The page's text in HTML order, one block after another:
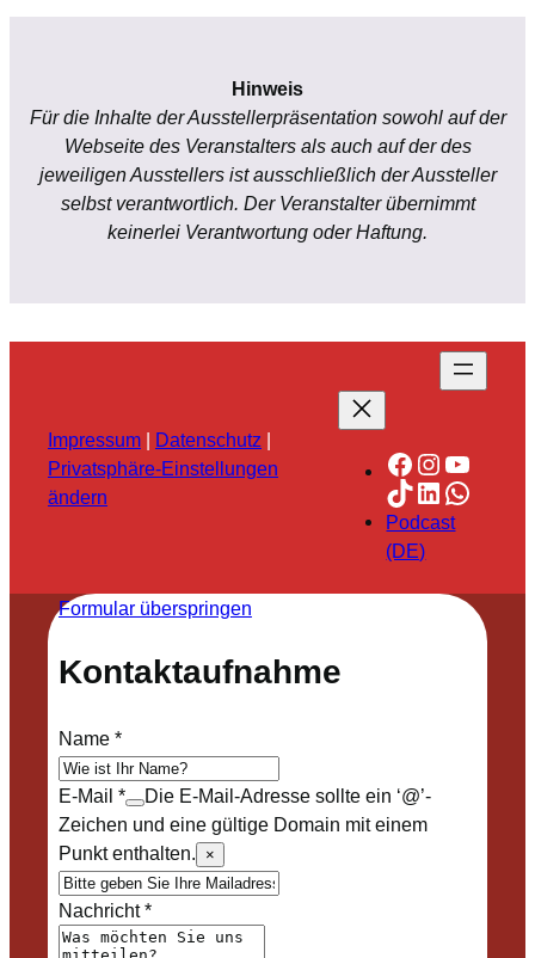
Hinweis
Für die Inhalte der Ausstellerpräsentation sowohl auf der
Webseite des Veranstalters als auch auf der des
jeweiligen Ausstellers ist ausschließlich der Aussteller
selbst verantwortlich. Der Veranstalter übernimmt
keinerlei Verantwortung oder Haftung.
Impressum | Datenschutz |
Privatsphäre-Einstellungen
ändern
Facebook
TikTok
LinkedIn
Podcast
(DE)
Formular überspringen
Kontaktaufnahme
Name*
E-Mail *
Die E-Mail-Adresse sollte ein ‘@’-
Zeichen und eine gültige Domain mit einem
Punkt enthalten.
×
Nachricht*